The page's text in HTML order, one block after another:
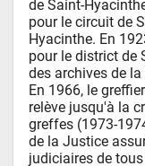
de Saint-
pour le circuit de
Hyacinthe. En
pour le district de
des archives de
En 1966, le
relève jusqu'à la
greffes (1973-
de la Justice
judiciaires de